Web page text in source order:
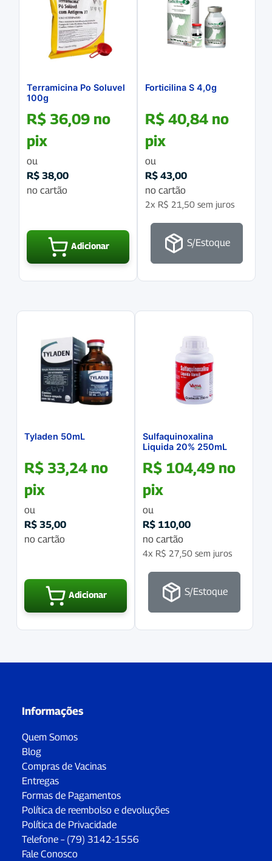
Terramicina Po Soluvel
100g
R$ 36,09 no
pix
ou
R$ 38,00
no cartão
Adicionar
Forticilina S 4,0g
R$ 40,84 no
pix
ou
R$ 43,00
no cartão
2x R$ 21,50 sem juros
S/Estoque
Tyladen 50mL
R$ 33,24 no
pix
ou
R$ 35,00
no cartão
Adicionar
Sulfaquinoxalina
Liquida 20% 250mL
R$ 104,49 no
pix
ou
R$ 110,00
no cartão
4x R$ 27,50 sem juros
S/Estoque
Informações
Quem Somos
Blog
Compras de Vacinas
Entregas
Formas de Pagamentos
Política de reembolso e devoluções
Política de Privacidade
Telefone – (79) 3142-1556
Fale Conosco